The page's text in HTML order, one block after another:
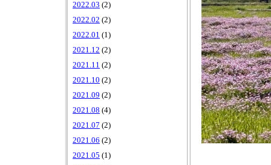
2022.03 (2)
2022.02 (2)
2022.01 (1)
2021.12 (2)
2021.11 (2)
2021.10 (2)
2021.09 (2)
2021.08 (4)
2021.07 (2)
2021.06 (2)
2021.05 (1)